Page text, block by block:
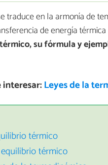
traduce en la armonía de
de energía
su fórmula y
Leyes de la
térmico
térmico